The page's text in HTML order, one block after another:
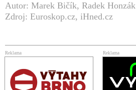
Autor: Marek Bičík, Radek Honzák
Zdroj: Euroskop.cz, iHned.cz
Reklama Reklama